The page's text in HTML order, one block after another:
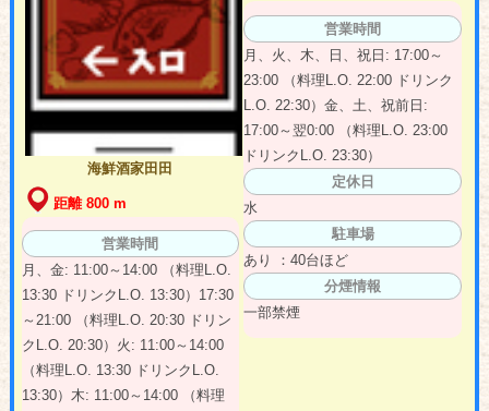
海鮮酒家田田
距離 800 m
営業時間
月、金: 11:00～14:00 （料理L.O.
13:30 ドリンクL.O. 13:30）17:30
～21:00 （料理L.O. 20:30 ドリン
クL.O. 20:30）火: 11:00～14:00
（料理L.O. 13:30 ドリンクL.O.
13:30）木: 11:00～14:00 （料理
営業時間
月、火、木、日、祝日: 17:00～
23:00 （料理L.O. 22:00 ドリンク
L.O. 22:30）金、土、祝前日:
17:00～翌0:00 （料理L.O. 23:00
ドリンクL.O. 23:30）
定休日
水
駐車場
あり ：40台ほど
分煙情報
一部禁煙